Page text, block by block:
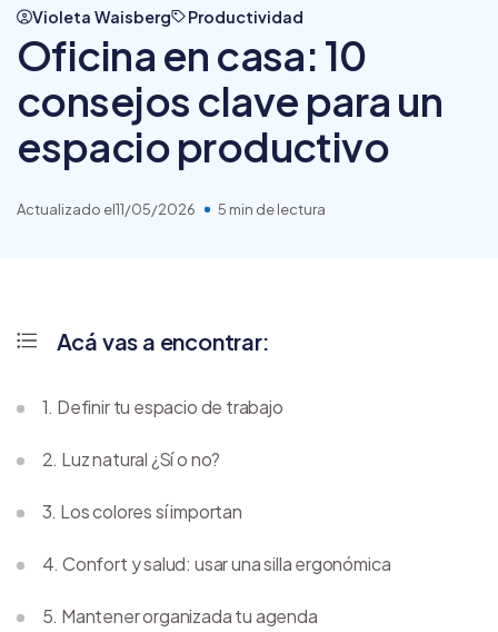
Violeta Waisberg Productividad
Oficina en casa: 10
consejos clave para un
espacio productivo
Actualizado el11/05/2026 5 min de lectura
Acá vas a encontrar:
1. Definir tu espacio de trabajo
2. Luz natural ¿Sí o no?
3. Los colores sí importan
4. Confort y salud: usar una silla ergonómica
5. Mantener organizada tu agenda